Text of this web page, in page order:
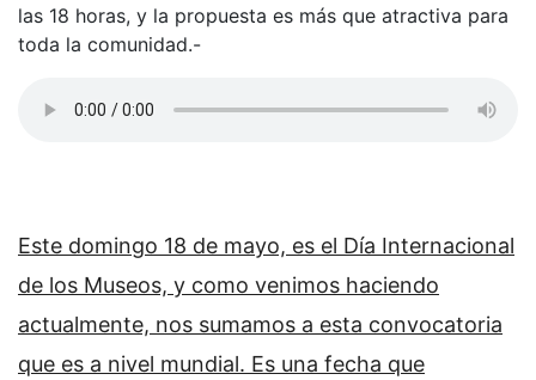
las 18 horas, y la propuesta es más que atractiva para
toda la comunidad.-
Este domingo 18 de mayo, es el Día Internacional
de los Museos, y como venimos haciendo
actualmente, nos sumamos a esta convocatoria
que es a nivel mundial. Es una fecha que